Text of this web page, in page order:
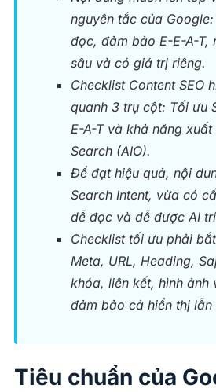
nguyên tắc của
đọc, đảm bảo E-E-A-T,
sâu và có giá trị riêng.
Checklist Content SEO
quanh 3 trụ cột: Tối ưu
E-A-T và khả năng xuất
Search (AIO).
Để đạt hiệu quả, nội
Search Intent, vừa có
dễ đọc và dễ được AI
Checklist tối ưu phải
Meta, URL, Heading,
khóa, liên kết, hình ảnh
đảm bảo cả hiển thị lẫn
Tiêu chuẩn của